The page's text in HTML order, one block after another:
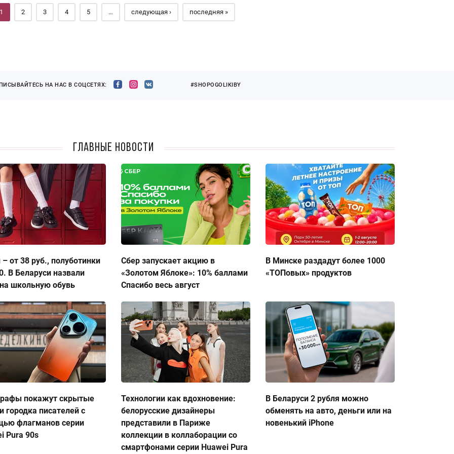
2 3 4 5 … следующая › последняя »
НА НАС В СОЦСЕТЯХ: #SHOPOGOLIKIBY
Главные новости
от 38 руб., полуботинки
В Беларуси назвали
школьную обувь
Сбер запускает акцию в
«Золотом Яблоке»: 10% баллами
Спасибо весь август
В Минске раздадут более 1000
«ТОПовых» продуктов
покажут скрытые
городка писателей с
флагманов серии
Pura 90s
Технологии как вдохновение:
белорусские дизайнеры
представили в Париже
коллекции в коллаборации со
смартфонами серии Huawei Pura
В Беларуси 2 рубля можно
обменять на авто, деньги или на
новенький iPhone